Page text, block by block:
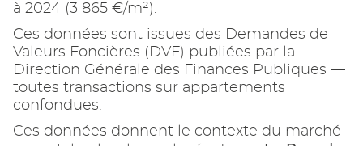
à 2024 (3 865 €/m²).
Ces données sont issues des Demandes de
Valeurs Foncières (DVF) publiées par la
Direction Générale des Finances Publiques —
toutes transactions sur appartements
confondues.
Ces données donnent le contexte du marché